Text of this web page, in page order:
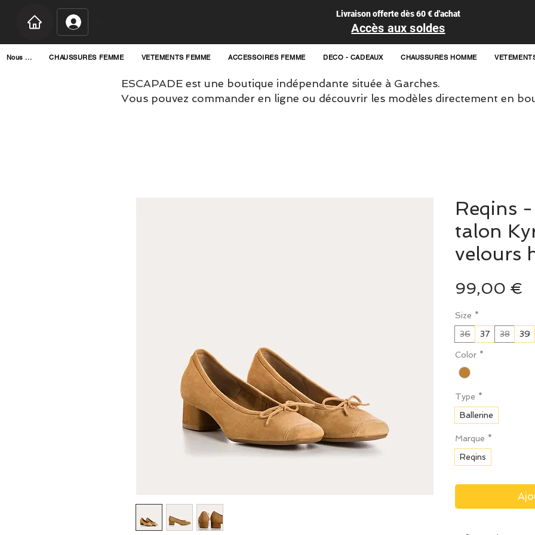
Livraison offerte dès 60 € d'achat
Accès aux soldes
Nous ... CHAUSSURES FEMME VETEMENTS FEMME ACCESSOIRES FEMME DECO - CADEAUX CHAUSSURES HOMME
ESCAPADE est une boutique indépendante située à Garches.
Vous pouvez commander en ligne ou découvrir les modèles directement en
Reqins
talon
velours
99,00 €
Size *
36
37 38 39
Color *
Type *
Ballerine
Marque *
Reqins